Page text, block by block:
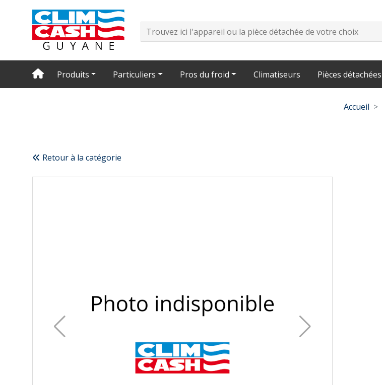
Produits Particuliers Pros du froid Climatiseurs Pièces détachées
Accueil
Retour à la catégorie